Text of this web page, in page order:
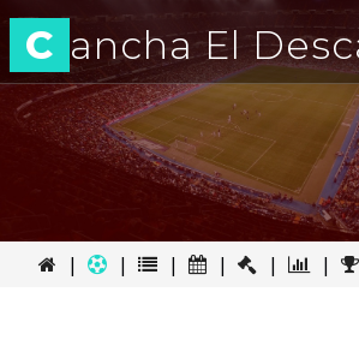
C ancha El
| | | | | |